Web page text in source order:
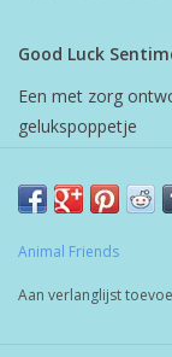
Good Luck
Een met zorg
gelukspoppetje
Animal Friends
Aan verlanglijst